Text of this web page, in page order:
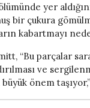
yer
bir çukura
kabartmayı
“Bu parçalar
ve
büyük önem